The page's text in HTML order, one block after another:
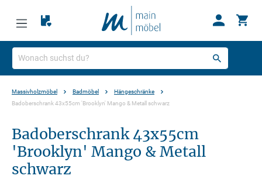
Massivholzmöbel Badmöbel
Hängeschränke
Badoberschrank 43x55cm 'Brooklyn' Mango & Metall schwarz
Badoberschrank 43x55cm
'Brooklyn' Mango & Metall
schwarz